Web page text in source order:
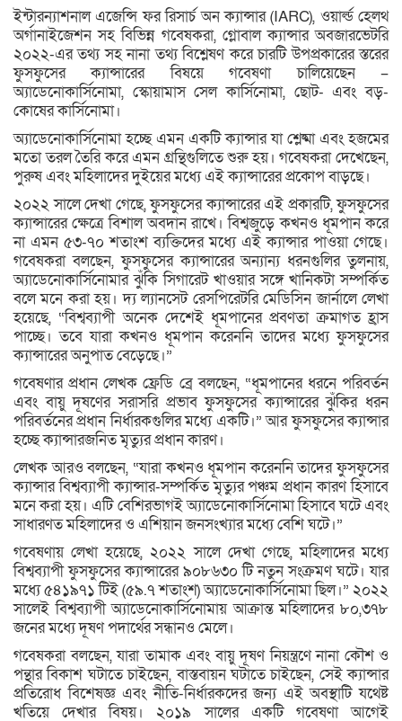
ইন্টারন্যাশনাল এজেন্সি ফর রিসার্চ অন ক্যান্সার (IARC), ওয়ার্ল্ড হেলথ
অর্গানাইজেশন সহ বিভিন্ন গবেষকরা, গ্লোবাল ক্যান্সার অবজারভেটরি
২০২২-এর তথ্য সহ নানা তথ্য বিশ্লেষণ করে চারটি উপপ্রকারের স্তরের
ফুসফুসের ক্যান্সারের বিষয়ে গবেষণা চালিয়েছেন –
অ্যাডেনোকার্সিনোমা, স্কোয়ামাস সেল কার্সিনোমা, ছোট- এবং বড়-
কোষের কার্সিনোমা।
অ্যাডেনোকার্সিনোমা হচ্ছে এমন একটি ক্যান্সার যা শ্লেষ্মা এবং হজমের
মতো তরল তৈরি করে এমন গ্রন্থিগুলিতে শুরু হয়। গবেষকরা দেখেছেন,
পুরুষ এবং মহিলাদের দুইয়ের মধ্যে এই ক্যান্সারের প্রকোপ বাড়ছে।
২০২২ সালে দেখা গেছে, ফুসফুসের ক্যান্সারের এই প্রকারটি, ফুসফুসের
ক্যান্সারের ক্ষেত্রে বিশাল অবদান রাখে। বিশ্বজুড়ে কখনও ধূমপান করে
না এমন ৫৩-৭০ শতাংশ ব্যক্তিদের মধ্যে এই ক্যান্সার পাওয়া গেছে।
গবেষকরা বলছেন, ফুসফুসের ক্যান্সারের অন্যান্য ধরনগুলির তুলনায়,
অ্যাডেনোকার্সিনোমার ঝুঁকি সিগারেট খাওয়ার সঙ্গে খানিকটা সম্পর্কিত
বলে মনে করা হয়। দ্য ল্যানসেট রেসপিরেটরি মেডিসিন জার্নালে লেখা
হয়েছে, “বিশ্বব্যাপী অনেক দেশেই ধূমপানের প্রবণতা ক্রমাগত হ্রাস
পাচ্ছে। তবে যারা কখনও ধূমপান করেননি তাদের মধ্যে ফুসফুসের
ক্যান্সারের অনুপাত বেড়েছে।”
গবেষণার প্রধান লেখক ফ্রেডি ব্রে বলছেন, “ধূমপানের ধরনে পরিবর্তন
এবং বায়ু দূষণের সরাসরি প্রভাব ফুসফুসের ক্যান্সারের ঝুঁকির ধরন
পরিবর্তনের প্রধান নির্ধারকগুলির মধ্যে একটি।” আর ফুসফুসের ক্যান্সার
হচ্ছে ক্যান্সারজনিত মৃত্যুর প্রধান কারণ।
লেখক আরও বলছেন, “যারা কখনও ধূমপান করেননি তাদের ফুসফুসের
ক্যান্সার বিশ্বব্যাপী ক্যান্সার-সম্পর্কিত মৃত্যুর পঞ্চম প্রধান কারণ হিসাবে
মনে করা হয়। এটি বেশিরভাগই অ্যাডেনোকার্সিনোমা হিসাবে ঘটে এবং
সাধারণত মহিলাদের ও এশিয়ান জনসংখ্যার মধ্যে বেশি ঘটে।”
গবেষণায় লেখা হয়েছে, ২০২২ সালে দেখা গেছে, মহিলাদের মধ্যে
বিশ্বব্যাপী ফুসফুসের ক্যান্সারের ৯০৮৬৩০ টি নতুন সংক্রমণ ঘটে। যার
মধ্যে ৫৪১৯৭১ টিই (৫৯.৭ শতাংশ) অ্যাডেনোকার্সিনোমা ছিল।” ২০২২
সালেই বিশ্বব্যাপী অ্যাডেনোকার্সিনোমায় আক্রান্ত মহিলাদের ৮০,৩৭৮
জনের মধ্যে দূষণ পদার্থের সন্ধানও মেলে।
গবেষকরা বলছেন, যারা তামাক এবং বায়ু দূষণ নিয়ন্ত্রণে নানা কৌশ ও
পন্থার বিকাশ ঘটাতে চাইছেন, বাস্তবায়ন ঘটাতে চাইছেন, সেই ক্যান্সার
প্রতিরোধ বিশেষজ্ঞ এবং নীতি-নির্ধারকদের জন্য এই অবস্থাটি যথেষ্ট
খতিয়ে দেখার বিষয়। ২০১৯ সালের একটি গবেষণা আগেই